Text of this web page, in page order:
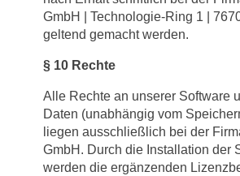
GmbH | Technologie-Ring 1 |
geltend gemacht werden.
§ 10 Rechte
Alle Rechte an unserer Software
Daten (unabhängig vom
liegen ausschließlich bei der
GmbH. Durch die Installation der
werden die ergänzenden